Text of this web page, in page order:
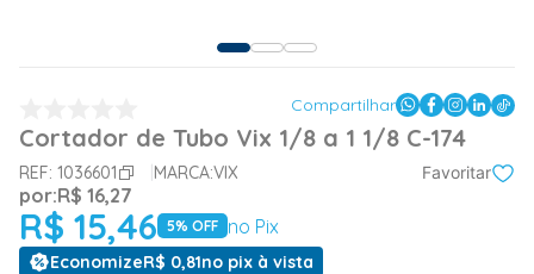
Compartilhar
Cortador de Tubo Vix 1/8 a 1 1/8 C-174
REF: 1036601 MARCA:VIX Favoritar
por:R$ 16,27
R$ 15,46 5% OFF no Pix
EconomizeR$ 0,81no pix à vista